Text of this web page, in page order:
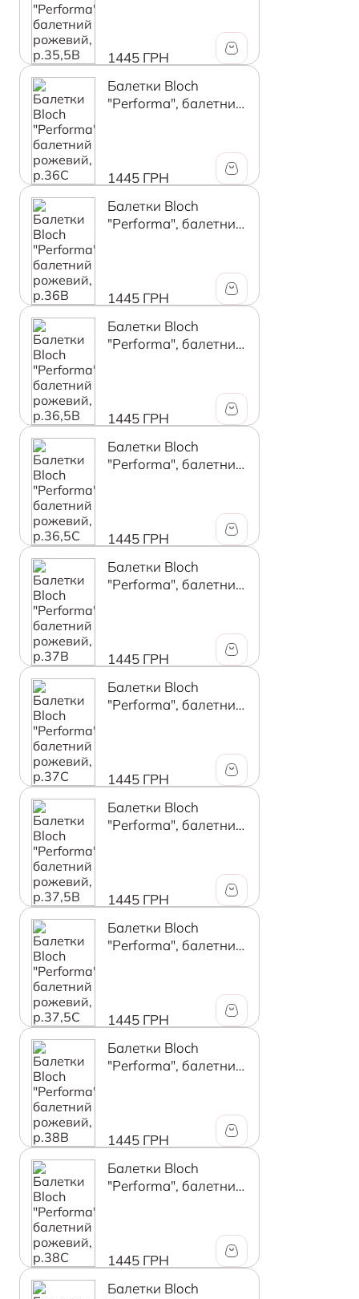
1445 ГРН
Балетки Bloch
"Performa", балетний
1445 ГРН
Балетки Bloch
"Performa", балетний
1445 ГРН
Балетки Bloch
"Performa", балетний
1445 ГРН
Балетки Bloch
"Performa", балетний
1445 ГРН
Балетки Bloch
"Performa", балетний
1445 ГРН
Балетки Bloch
"Performa", балетний
1445 ГРН
Балетки Bloch
"Performa", балетний
1445 ГРН
Балетки Bloch
"Performa", балетний
1445 ГРН
Балетки Bloch
"Performa", балетний
1445 ГРН
Балетки Bloch
"Performa", балетний
1445 ГРН
Балетки Bloch